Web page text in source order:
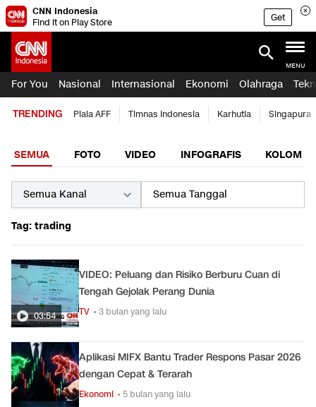
CNN Indonesia
Find it on Play Store
Get
MENU
For You Nasional Internasional Ekonomi Olahraga
TRENDING Piala AFF Timnas Indonesia Karhutla Singapura
SEMUA FOTO VIDEO INFOGRAFIS KOLOM
Tag: trading
03:54
VIDEO: Peluang dan Risiko Berburu Cuan di
Tengah Gejolak Perang Dunia
TV • 3 bulan yang lalu
Aplikasi MIFX Bantu Trader Respons Pasar 2026
dengan Cepat & Terarah
Ekonomi • 5 bulan yang lalu